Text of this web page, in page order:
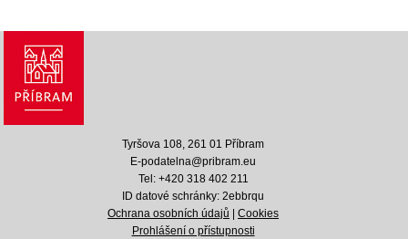
Tyršova 108, 261 01 Příbram
E-podatelna@pribram.eu
Tel: +420 318 402 211
ID datové schránky: 2ebbrqu
Ochrana osobních údajů |Cookies
Prohlášení o přístupnosti